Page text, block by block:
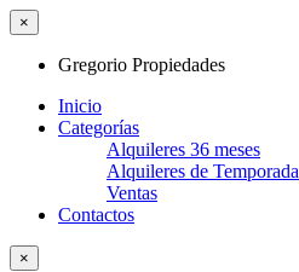
×
Gregorio Propiedades
Inicio
Categorías
Alquileres 36 meses
Alquileres de Temporada
Ventas
Contactos
×